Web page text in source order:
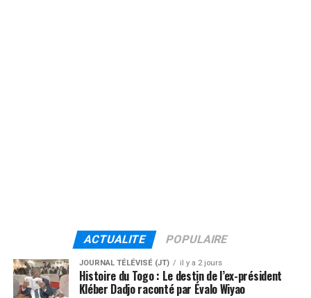
ACTUALITE POPULAIRE
JOURNAL TÉLÉVISÉ (JT) il y a 2 jours
Histoire du Togo : Le destin de l’ex-président
Kléber Dadjo raconté par Évalo Wiyao